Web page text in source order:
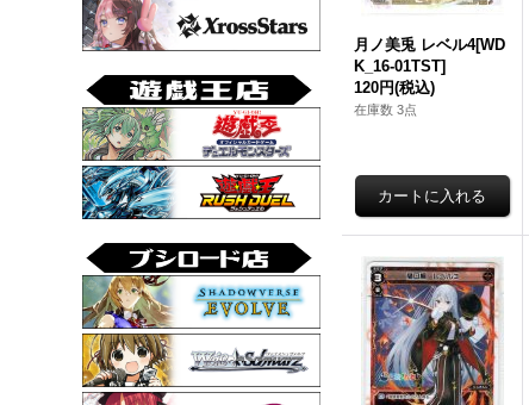
月ノ美兎 レベル4[WD
K_16-01TST]
120円(税込)
在庫数 3点